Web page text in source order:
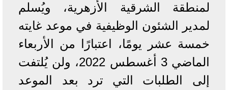
لمنطقة الشرقية الأزهرية، ويُسلم
لمدير الشئون الوظيفية في موعد غايته
خمسة عشر يومًا، اعتبارًا من الأربعاء
الماضي 3 أغسطس 2022، ولن يُلتفت
إلى الطلبات التي ترد بعد الموعد